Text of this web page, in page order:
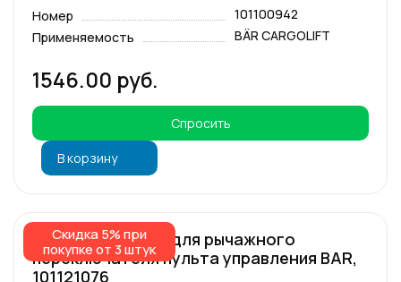
Номер
101100942
Применяемость
BÄR CARGOLIFT
1546.00 руб.
Спросить
В корзину
Скидка 5% при
покупке от 3 штук
Ручка резиновая для рычажного
переключателя пульта управления BAR,
101121076